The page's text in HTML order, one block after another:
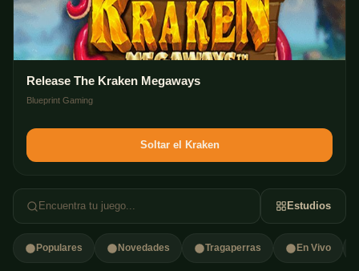
Release The Kraken Megaways
Blueprint Gaming
Soltar el Kraken
Encuentra tu juego... Estudios
Populares Novedades Tragaperras En Vivo